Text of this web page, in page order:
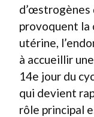
d’œstrogènes
provoquent la
utérine,
à accueillir
14e jour du
qui devient
rôle principal